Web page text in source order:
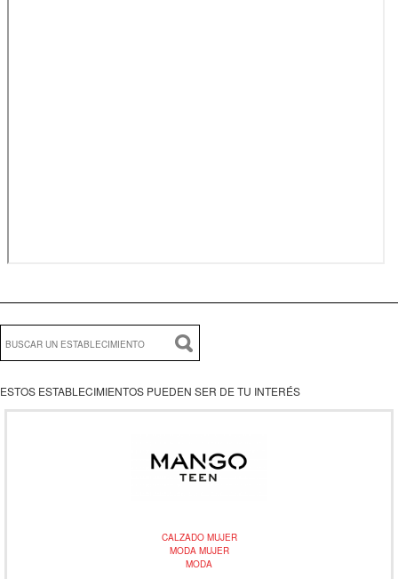
ESTOS ESTABLECIMIENTOS PUEDEN SER DE TU INTERÉS
CALZADO MUJER
MODA MUJER
MODA